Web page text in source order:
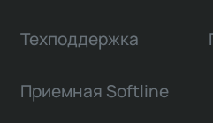
Техподдержка
Приемная Softline